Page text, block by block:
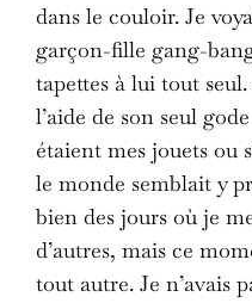
dans le couloir. Je
garçon-fille gang-
tapettes à lui tout
l’aide de son seul
étaient mes jouets ou
le monde semblait y
bien des jours où je
d’autres, mais ce
tout autre. Je n’avais